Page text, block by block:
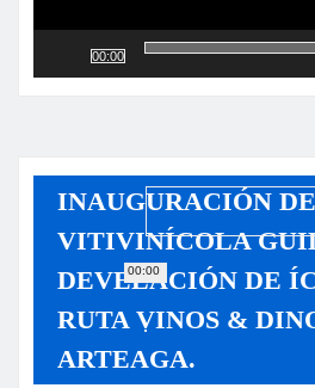
00:00
00:00
INAUGURACIÓN
VITIVINÍCOLA
DEVELACIÓN DE
RUTA VINOS &
ARTEAGA.